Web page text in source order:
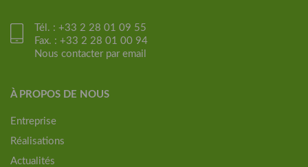
Tél. : +33 2 28 01 09 55
Fax. : +33 2 28 01 00 94
Nous contacter par email
À PROPOS DE NOUS
Entreprise
Réalisations
Actualités